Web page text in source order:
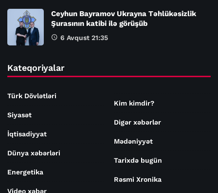
Ceyhun Bayramov Ukrayna Təhlükəsizlik
Şurasının katibi ilə görüşüb
6 Avqust 21:35
Kateqoriyalar
Türk Dövlətləri
Siyasət
İqtisadiyyat
Dünya xəbərləri
Energetika
Video xəbər
Kim kimdir?
Digər xəbərlər
Mədəniyyət
Tarixdə bugün
Rəsmi Xronika